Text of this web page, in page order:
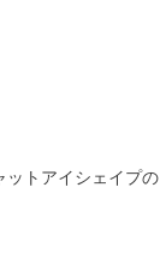
ットアイシェイプの